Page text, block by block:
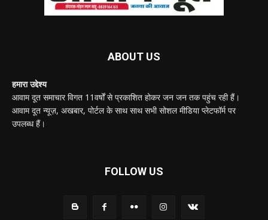
ABOUT US
हमारा उद्देश्य
आवाम दूत समाचार विगत 11वर्षों से प्रकाशित होकर जन जन तक पहुंच रही हैं।
आवाम दूत न्यूज़, अखबार, पोर्टल के साथ साथ सभी सोशल मीडिया प्लेटफॉर्म पर
उपलब्ध हैं।
FOLLOW US